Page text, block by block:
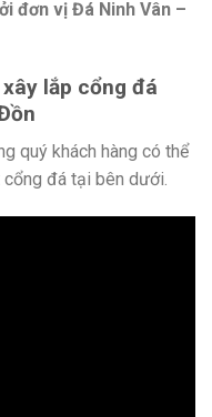
đơn vị Đá Ninh Vân –
lắp cổng đá
quý khách hàng có thể
đá tại bên dưới.